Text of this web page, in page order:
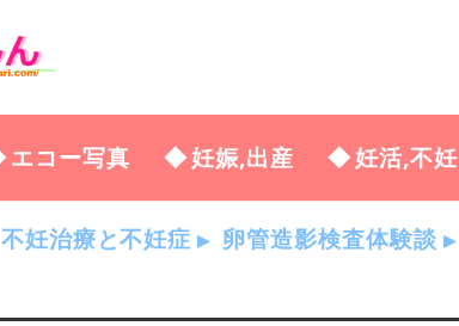
エコー写真 妊娠,出産 妊活,不妊
不妊治療と不妊症 卵管造影検査体験談